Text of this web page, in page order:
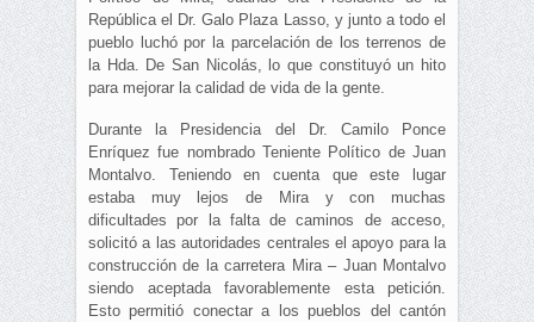
República el Dr. Galo Plaza Lasso, y junto a todo el
pueblo luchó por la parcelación de los terrenos de
la Hda. De San Nicolás, lo que constituyó un hito
para mejorar la calidad de vida de la gente.
Durante la Presidencia del Dr. Camilo Ponce
Enríquez fue nombrado Teniente Político de Juan
Montalvo. Teniendo en cuenta que este lugar
estaba muy lejos de Mira y con muchas
dificultades por la falta de caminos de acceso,
solicitó a las autoridades centrales el apoyo para la
construcción de la carretera Mira – Juan Montalvo
siendo aceptada favorablemente esta petición.
Esto permitió conectar a los pueblos del cantón